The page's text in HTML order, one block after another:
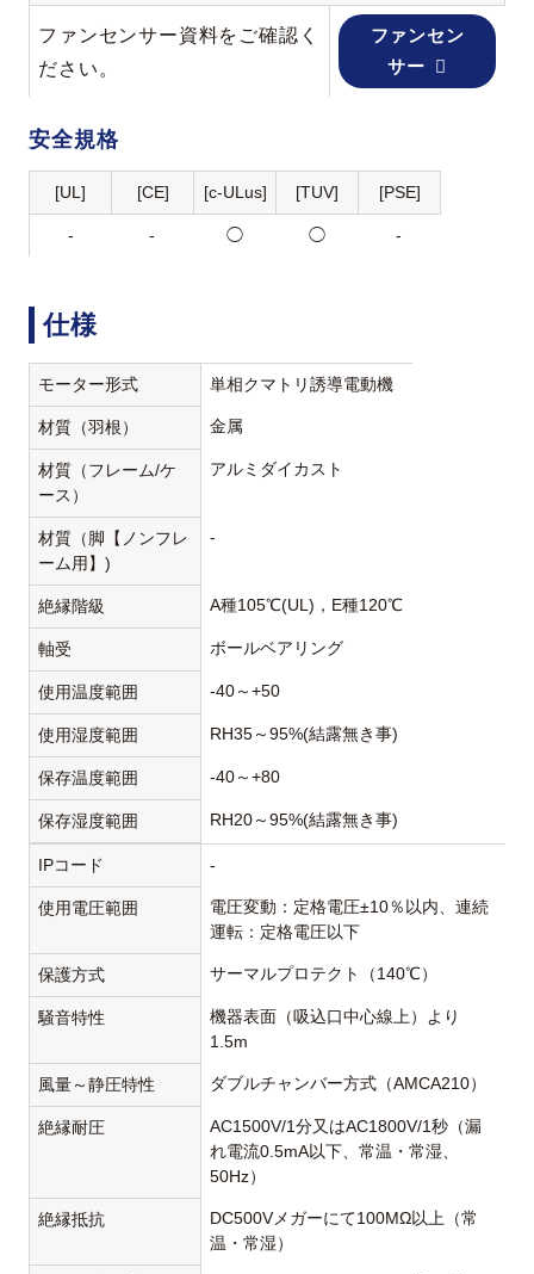
ファンセンサー資料をご確認く
ださい。
ファンセン
サー
安全規格
[UL] [CE] [c-ULus] [TUV] [PSE]
- - ◯ ◯ -
仕様
モーター形式 単相クマトリ誘導電動機
材質（羽根） 金属
材質（フレーム/ケ
ース）
アルミダイカスト
材質（脚【ノンフレ
ーム用】)
-
絶縁階級 A種105℃(UL)，E種120℃
軸受 ボールベアリング
使用温度範囲 -40～+50
使用湿度範囲 RH35～95%(結露無き事)
保存温度範囲 -40～+80
保存湿度範囲 RH20～95%(結露無き事)
IPコード -
使用電圧範囲
電圧変動：定格電圧±10％以内、連続
運転：定格電圧以下
保護方式 サーマルプロテクト（140℃）
騒音特性
機器表面（吸込口中心線上）より
1.5m
風量～静圧特性 ダブルチャンバー方式（AMCA210）
絶縁耐圧
AC1500V/1分又はAC1800V/1秒（漏
れ電流0.5mA以下、常温・常湿、
50Hz）
絶縁抵抗
DC500Vメガーにて100MΩ以上（常
温・常湿）